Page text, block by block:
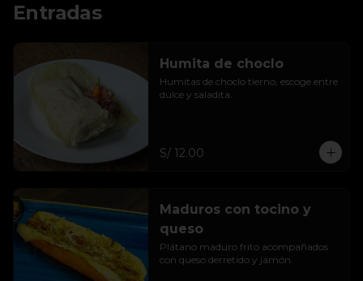
Entradas
Humita de choclo
Humitas de choclo tierno, escoge entre
dulce y saladita.
S/ 12.00
Maduros con tocino y
queso
Plátano maduro frito acompañados
con queso derretido y jamón.